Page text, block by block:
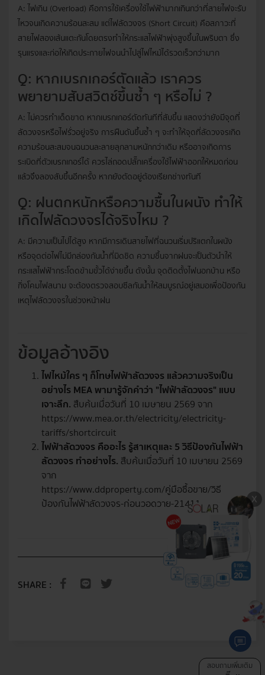
A: ไฟเกิน (Overload) คือการใช้เครื่องใช้ไฟฟ้ามากเกินกว่าที่สายไฟจะรับ
ไหวจนเกิดความร้อนสะสม แต่ไฟลัดวงจร (Short Circuit) คือสภาวะที่
สายไฟสองเส้นแตะกันโดยตรงทำให้กระแสไฟฟ้าพุ่งสูงขึ้นในพริบตา ซึ่ง
รุนแรงและก่อให้เกิดประกายไฟจนนำไปสู่ไฟไหม้ได้รวดเร็วกว่ามาก
Q: หากเบรกเกอร์ตัดแล้ว เราควร
พยายามสับสวิตช์ขึ้นซ้ำ ๆ หรือไม่ ?
A: ไม่ควรทำเด็ดขาด หากเบรกเกอร์ตัดทันทีที่สับขึ้น แสดงว่ายังมีจุดที่
ลัดวงจรหรือไฟรั่วอยู่จริง การฝืนดันขึ้นซ้ำ ๆ จะทำให้จุดที่ลัดวงจรเกิด
ความร้อนสะสมจนฉนวนละลายลุกลามหนักกว่าเดิม หรืออาจเกิดการ
ระเบิดที่ตัวเบรกเกอร์ได้ ควรไล่ถอดปลั๊กเครื่องใช้ไฟฟ้าออกให้หมดก่อน
แล้วจึงลองสับขึ้นอีกครั้ง หากยังตัดอยู่ต้องเรียกช่างทันที
Q: ฝนตกหนักหรือความชื้นในผนัง ทำให้
เกิดไฟลัดวงจรได้จริงไหม ?
A: มีความเป็นไปได้สูง หากมีการเดินสายไฟที่ฉนวนเริ่มปริแตกในผนัง
หรือจุดต่อไฟไม่มีกล่องกันน้ำที่มิดชิด ความชื้นจากฝนจะเป็นตัวนำให้
กระแสไฟฟ้ากระโดดข้ามขั้วได้ง่ายขึ้น ดังนั้น จุดติดตั้งไฟนอกบ้าน หรือ
กิ่งโคมไฟสนาม จะต้องตรวจสอบซีลกันน้ำให้สมบูรณ์อยู่เสมอเพื่อป้องกัน
เหตุไฟลัดวงจรในช่วงหน้าฝน
ข้อมูลอ้างอิง
ไฟไหม้ใคร ๆ ก็โทษไฟฟ้าลัดวงจร แล้วความจริงเป็น
อย่างไร MEA พามารู้จักคำว่า "ไฟฟ้าลัดวงจร" แบบ
เจาะลึก. สืบค้นเมื่อวันที่ 10 เมษายน 2569 จาก
https://www.mea.or.th/electricity/electricity-
tariffs/shortcircuit
ไฟฟ้าลัดวงจร คืออะไร รู้สาเหตุและ 5 วิธีป้องกันไฟฟ้า
ลัดวงจร ทำอย่างไร. สืบค้นเมื่อวันที่ 10 เมษายน 2569
จาก
https://www.ddproperty.com/คู่มือซื้อขาย/วิธี
ป้องกันไฟฟ้าลัดวงจร-ก่อนวอดวาย-21411
SHARE :
สอบถามเพิ่มเติม